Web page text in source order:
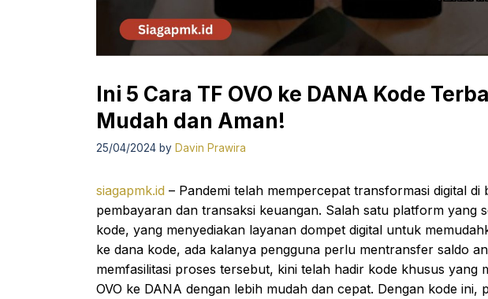
Ini 5 Cara TF OVO ke DANA Kode
Mudah dan Aman!
25/04/2024 by Davin Prawira
siagapmk.id – Pandemi telah mempercepat transformasi digital
pembayaran dan transaksi keuangan. Salah satu platform yang
kode, yang menyediakan layanan dompet digital untuk
ke dana kode, ada kalanya pengguna perlu mentransfer saldo
memfasilitasi proses tersebut, kini telah hadir kode khusus yang
OVO ke DANA dengan lebih mudah dan cepat. Dengan kode ini,